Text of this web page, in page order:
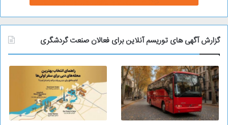
گزارش آگهی های توریسم آنلاین برای فعالان صنعت گردشگری